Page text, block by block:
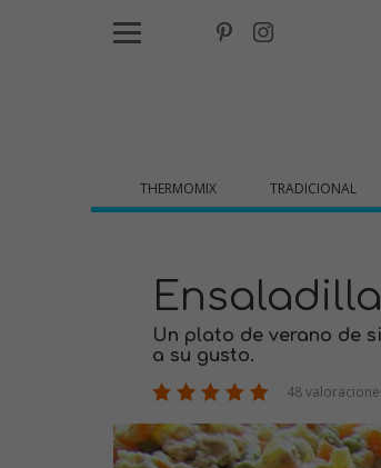
THERMOMIX TRADICIONAL
Un plato de verano de
a su gusto.
48